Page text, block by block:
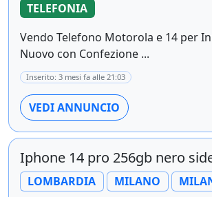
TELEFONIA
Vendo Telefono Motorola e 14 per
Nuovo con Confezione ...
Inserito: 3 mesi fa alle 21:03
VEDI ANNUNCIO
Iphone 14 pro 256gb nero
LOMBARDIA MILANO